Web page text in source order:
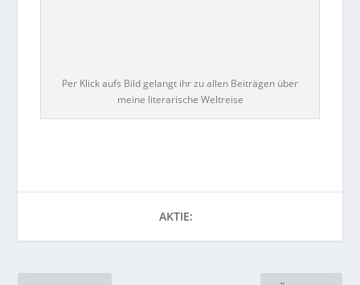
Per Klick aufs Bild gelangt ihr zu allen Beiträgen über
meine literarische Weltreise
AKTIE: